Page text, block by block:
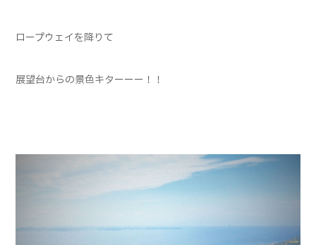
ロープウェイを降りて
展望台からの景色キターーー！！